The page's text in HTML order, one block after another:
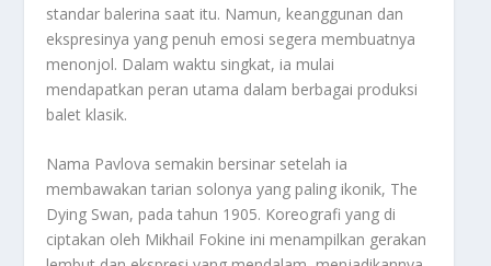
standar balerina saat itu. Namun, keanggunan dan
ekspresinya yang penuh emosi segera membuatnya
menonjol. Dalam waktu singkat, ia mulai
mendapatkan peran utama dalam berbagai produksi
balet klasik.
Nama Pavlova semakin bersinar setelah ia
membawakan tarian solonya yang paling ikonik, The
Dying Swan, pada tahun 1905. Koreografi yang di
ciptakan oleh Mikhail Fokine ini menampilkan gerakan